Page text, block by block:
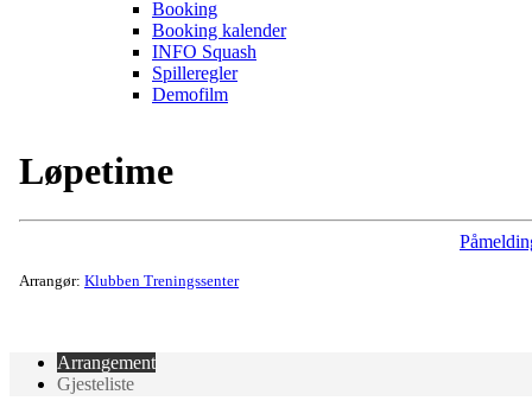
Booking
Booking kalender
INFO Squash
Spilleregler
Demofilm
Løpetime
Arrangør: Klubben Treningssenter
Arrangement
Gjesteliste